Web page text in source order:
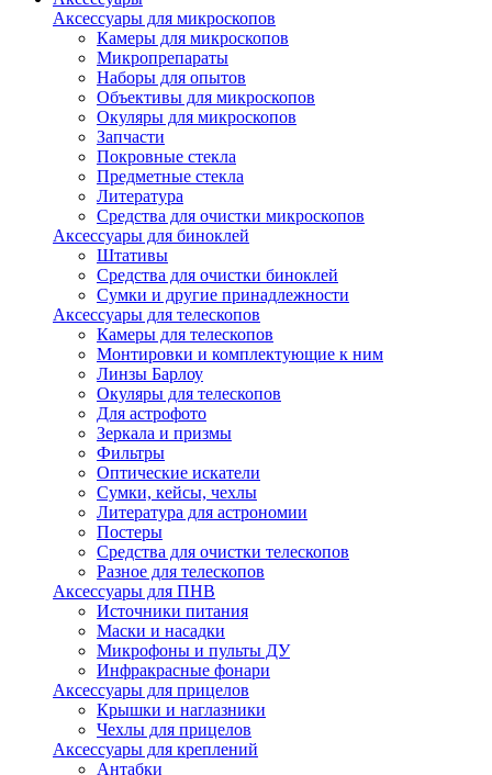
Аксессуары для микроскопов
Камеры для микроскопов
Микропрепараты
Наборы для опытов
Объективы для микроскопов
Окуляры для микроскопов
Запчасти
Покровные стекла
Предметные стекла
Литература
Средства для очистки микроскопов
Аксессуары для биноклей
Штативы
Средства для очистки биноклей
Сумки и другие принадлежности
Аксессуары для телескопов
Камеры для телескопов
Монтировки и комплектующие к ним
Линзы Барлоу
Окуляры для телескопов
Для астрофото
Зеркала и призмы
Фильтры
Оптические искатели
Сумки, кейсы, чехлы
Литература для астрономии
Постеры
Средства для очистки телескопов
Разное для телескопов
Аксессуары для ПНВ
Источники питания
Маски и насадки
Микрофоны и пульты ДУ
Инфракрасные фонари
Аксессуары для прицелов
Крышки и наглазники
Чехлы для прицелов
Аксессуары для креплений
Антабки